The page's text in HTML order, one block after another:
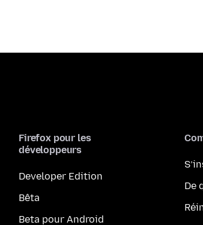
Firefox pour les
développeurs
Developer Edition
Bêta
Beta pour Android
De